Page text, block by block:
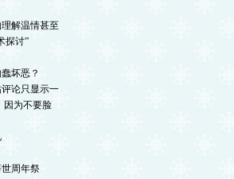
解温情甚至
探讨”
坏恶？
论只显示一
因为不要脸
周年祭